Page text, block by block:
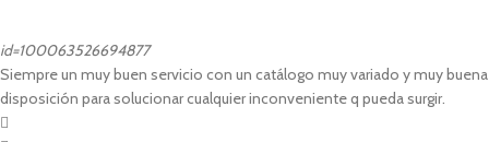
id=100063526694877
Siempre un muy buen servicio con un catálogo muy variado y muy buena
disposición para solucionar cualquier inconveniente q pueda surgir.